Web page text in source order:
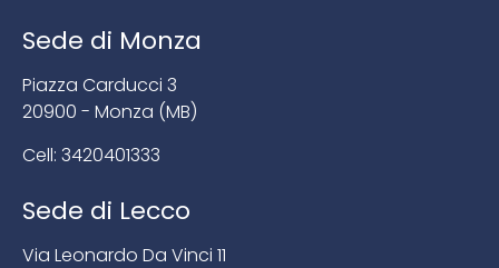
Sede di Monza
Piazza Carducci 3
20900 - Monza (MB)
Cell: 3420401333
Sede di Lecco
Via Leonardo Da Vinci 11